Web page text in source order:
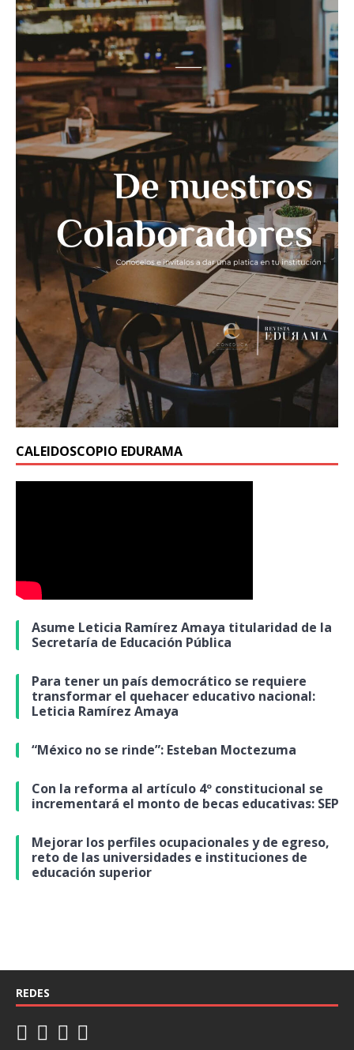
CALEIDOSCOPIO EDURAMA
Asume Leticia Ramírez Amaya titularidad de la
Secretaría de Educación Pública
Para tener un país democrático se requiere
transformar el quehacer educativo nacional:
Leticia Ramírez Amaya
“México no se rinde”: Esteban Moctezuma
Con la reforma al artículo 4º constitucional se
incrementará el monto de becas educativas: SEP
Mejorar los perfiles ocupacionales y de egreso,
reto de las universidades e instituciones de
educación superior
REDES